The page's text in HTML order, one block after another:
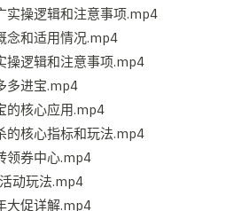
实操逻辑和注意事项.mp4
念和适用情况.mp4
操逻辑和注意事项.mp4
多进宝.mp4
的核心应用.mp4
的核心指标和玩法.mp4
领券中心.mp4
动玩法.mp4
大促详解.mp4